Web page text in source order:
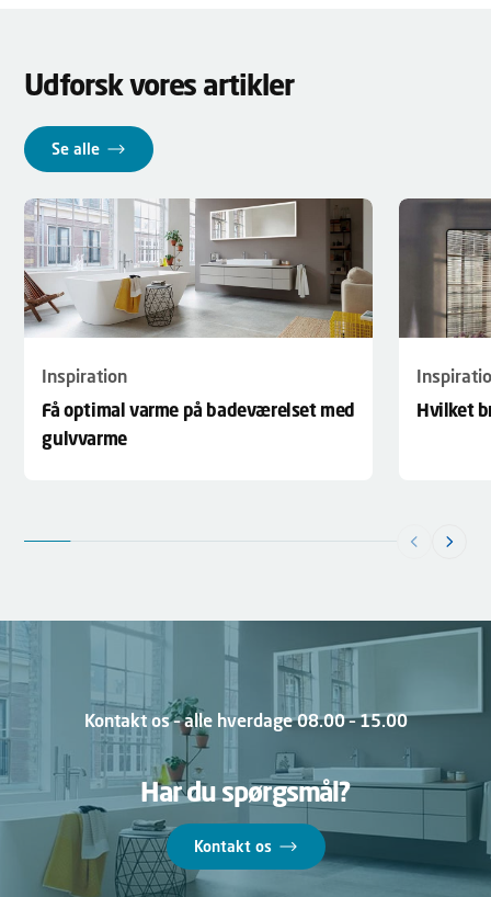
Udforsk vores artikler
Se alle
Inspiration
Få optimal varme på badeværelset med
gulvvarme
Hvilket
Kontakt os – alle hverdage 08.00 – 15.00
Har du spørgsmål?
Kontakt os